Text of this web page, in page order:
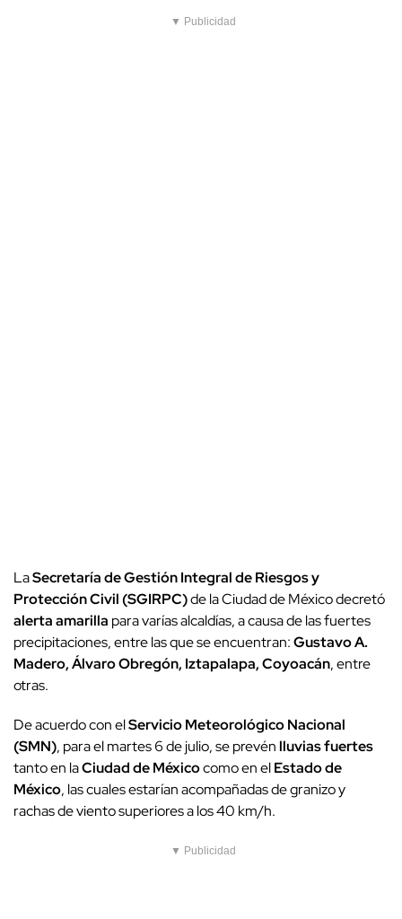
▼ Publicidad
LaSecretaría de Gestión Integral de Riesgos y
Protección Civil (SGIRPC)de la Ciudad de México decretó
alerta amarilla para varías alcaldías, a causa de las fuertes
precipitaciones, entre las que se encuentran:Gustavo A.
Madero, Álvaro Obregón, Iztapalapa, Coyoacán, entre
otras.
De acuerdo con elServicio Meteorológico Nacional
(SMN), para el martes 6 de julio, se prevénlluvias fuertes
tanto en laCiudad de Méxicocomo en elEstado de
México, las cuales estarían acompañadas de granizo y
rachas de viento superiores a los 40 km/h.
▼ Publicidad